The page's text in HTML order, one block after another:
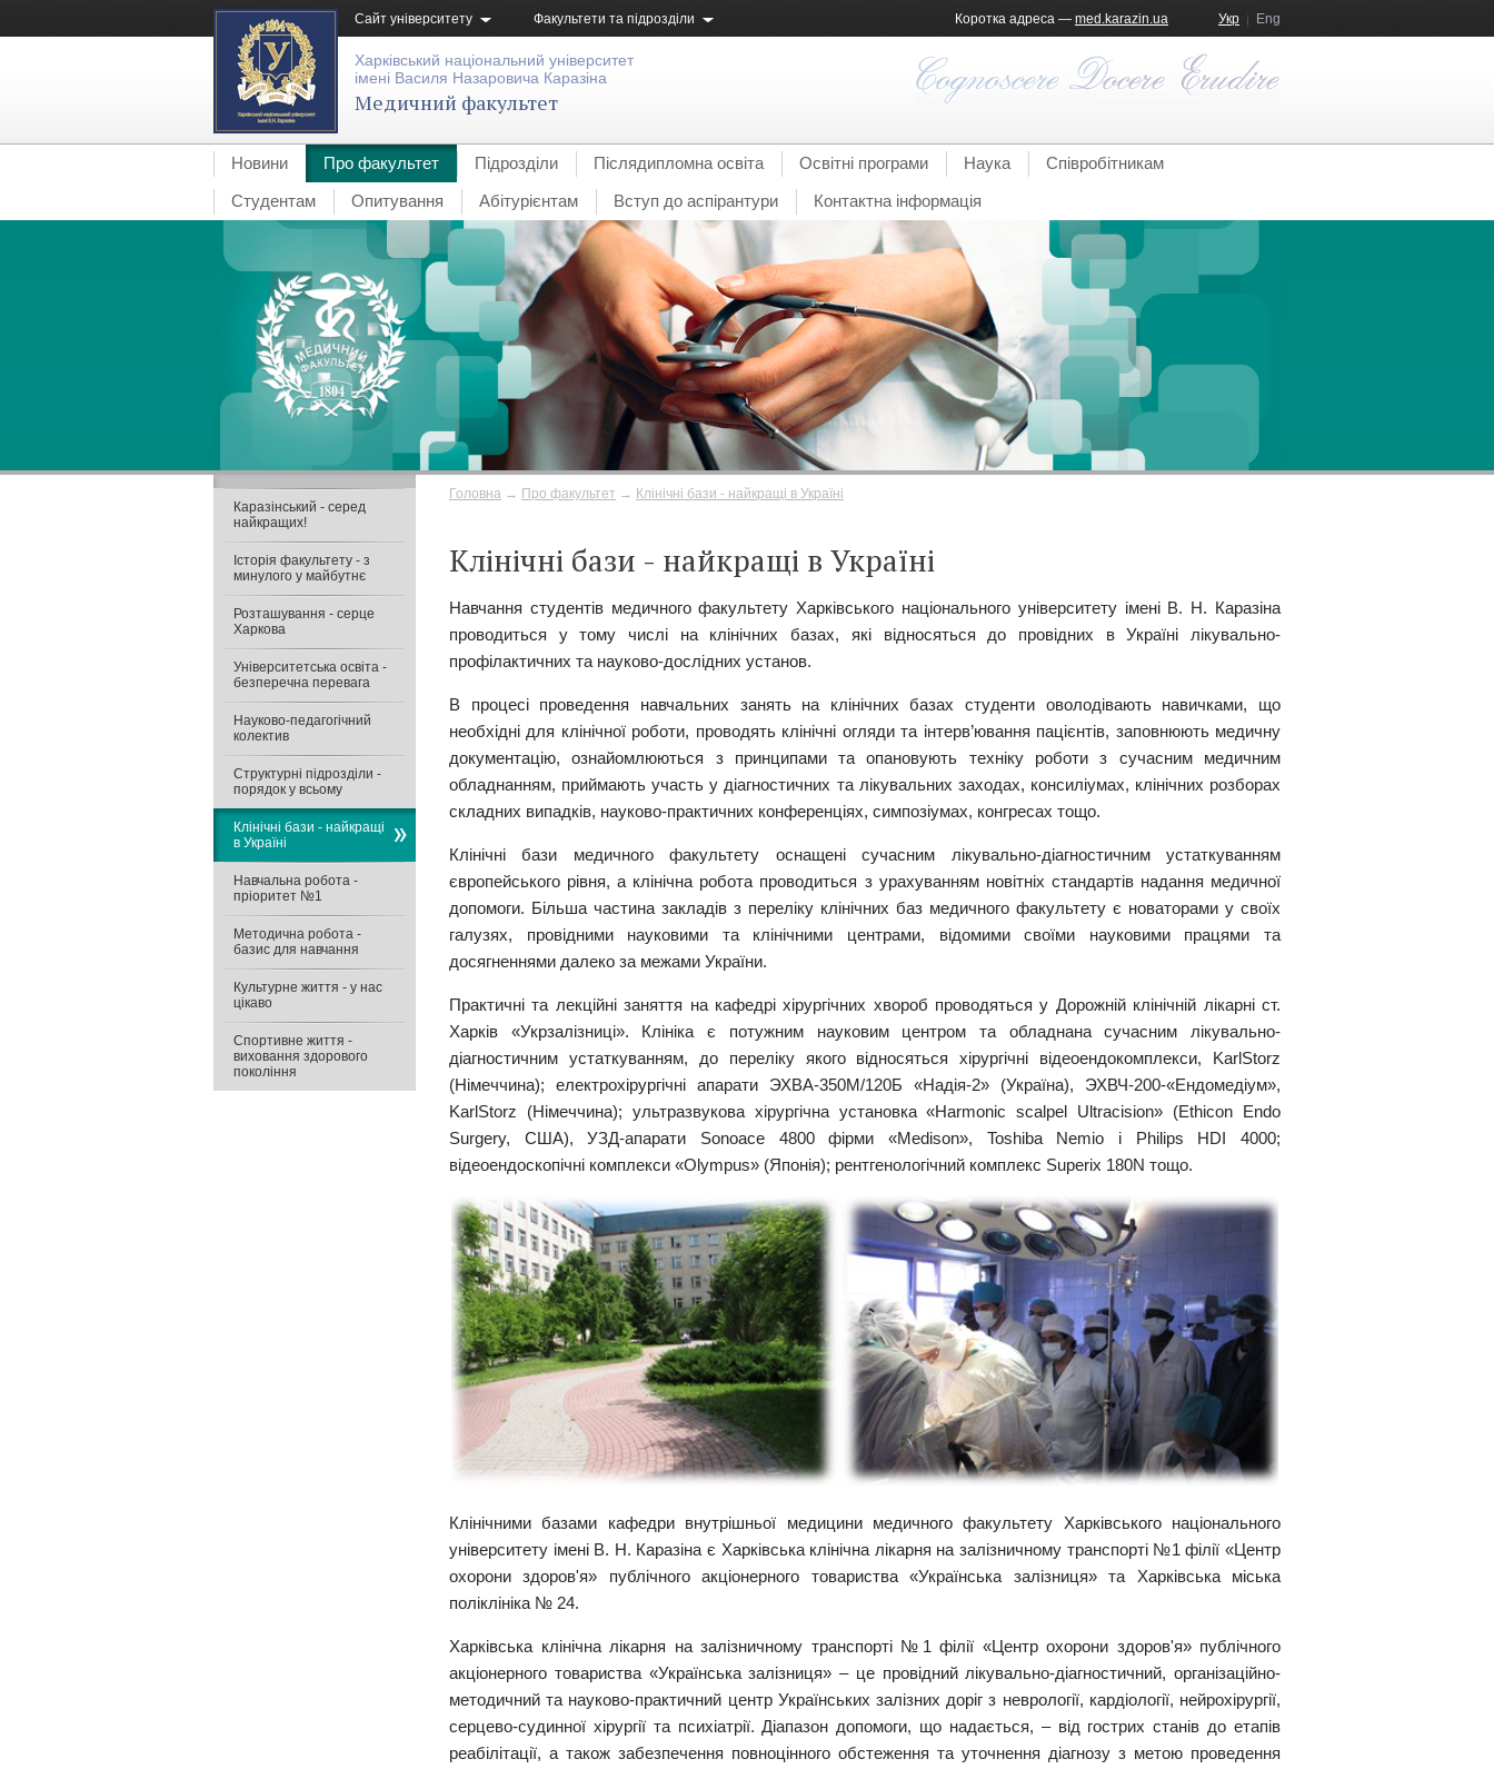
Сайт університету Факультети та підрозділи Укр Eng
Коротка адреса — med.karazin.ua
Харківський національний університет
імені Василя Назаровича Каразіна
Медичний факультет
Новини Про факультет Підрозділи Післядипломна освіта Освітні програми Наука
Співробітникам
Студентам
Опитування Абітурієнтам Вступ до аспірантури Контактна інформація
Головна → Про факультет → Клінічні бази - найкращі в Україні
Клінічні бази - найкращі в Україні
Навчання студентів медичного факультету Харківського національного університету імені В. Н. Каразіна
проводиться у тому числі на клінічних базах, які відносяться до провідних в Україні лікувально-
профілактичних та науково-дослідних установ.
В процесі проведення навчальних занять на клінічних базах студенти оволодівають навичками, що
необхідні для клінічної роботи, проводять клінічні огляди та інтерв’ювання пацієнтів, заповнюють медичну
документацію, ознайомлюються з принципами та опановують техніку роботи з сучасним медичним
обладнанням, приймають участь у діагностичних та лікувальних заходах, консиліумах, клінічних розборах
складних випадків, науково-практичних конференціях, симпозіумах, конгресах тощо.
Клінічні бази медичного факультету оснащені сучасним лікувально-діагностичним устаткуванням
європейського рівня, а клінічна робота проводиться з урахуванням новітніх стандартів надання медичної
допомоги. Більша частина закладів з переліку клінічних баз медичного факультету є новаторами у своїх
галузях, провідними науковими та клінічними центрами, відомими своїми науковими працями та
досягненнями далеко за межами України.
Практичні та лекційні заняття на кафедрі хірургічних хвороб проводяться у Дорожній клінічній лікарні ст.
Харків «Укрзалізниці». Клініка є потужним науковим центром та обладнана сучасним лікувально-
діагностичним устаткуванням, до переліку якого відносяться хірургічні відеоендокомплекси, KarlStorz
(Німеччина); електрохірургічні апарати ЭХВА-350М/120Б «Надія-2» (Україна), ЭХВЧ-200-«Ендомедіум»,
KarlStorz (Німеччина); ультразвукова хірургічна установка «Harmonic scalpel Ultracision» (Ethicon Endo
Surgery, США), УЗД-апарати Sonoace 4800 фірми «Medison», Toshiba Nemio і Philips HDI 4000;
відеоендоскопічні комплекси «Olympus» (Японія); рентгенологічний комплекс Superix 180N тощо.
Клінічними базами кафедри внутрішньої медицини медичного факультету Харківського національного
університету імені В. Н. Каразіна є Харківська клінічна лікарня на залізничному транспорті №1 філії «Центр
охорони здоров'я» публічного акціонерного товариства «Українська залізниця» та Харківська міська
поліклініка № 24.
Харківська клінічна лікарня на залізничному транспорті №1 філії «Центр охорони здоров'я» публічного
акціонерного товариства «Українська залізниця» – це провідний лікувально-діагностичний, організаційно-
методичний та науково-практичний центр Українських залізних доріг з неврології, кардіології, нейрохірургії,
серцево-судинної хірургії та психіатрії. Діапазон допомоги, що надається, – від гострих станів до етапів
реабілітації, а також забезпечення повноцінного обстеження та уточнення діагнозу з метою проведення
Каразінський - серед
найкращих!
Історія факультету - з
минулого у майбутнє
Розташування - серце
Харкова
Університетська освіта -
безперечна перевага
Науково-педагогічний
колектив
Структурні підрозділи -
порядок у всьому
Клінічні бази - найкращі
в Україні
Навчальна робота -
пріоритет №1
Методична робота -
базис для навчання
Культурне життя - у нас
цікаво
Спортивне життя -
виховання здорового
покоління